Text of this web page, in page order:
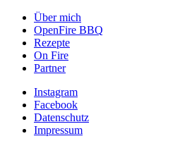
Über mich
OpenFire BBQ
Rezepte
On Fire
Partner
Instagram
Facebook
Datenschutz
Impressum